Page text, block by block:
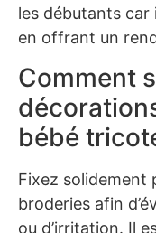
les débutants car
en offrant un
Comment
bébé
Fixez solidement
broderies afin
ou d’irritation. Il